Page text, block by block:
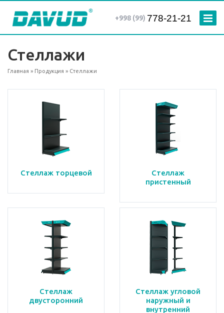
+998 (99) 778-21-21
Стеллажи
Главная » Продукция » Стеллажи
Стеллаж торцевой
Стеллаж
пристенный
Стеллаж
двусторонний
Стеллаж угловой
наружный и
внутренний